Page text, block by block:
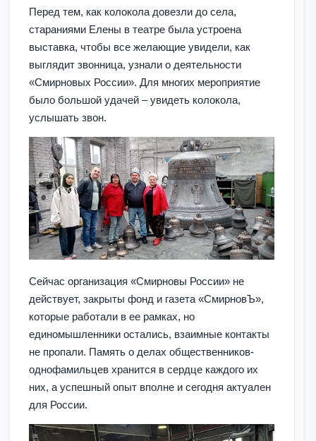
Перед тем, как колокола довезли до села,
стараниями Елены в театре была устроена
выставка, чтобы все желающие увидели, как
выглядит звонница, узнали о деятельности
«Смирновых России». Для многих мероприятие
было большой удачей – увидеть колокола,
услышать звон.
Сейчас организация «Смирновы России» не
действует, закрыты фонд и газета «СмирновЪ»,
которые работали в ее рамках, но
единомышленники остались, взаимные контакты
не пропали. Память о делах общественников-
однофамильцев хранится в сердце каждого их
них, а успешный опыт вполне и сегодня актуален
для России.